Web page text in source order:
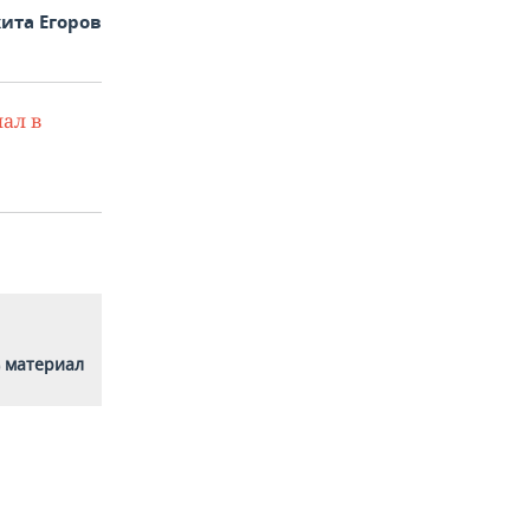
Егоров
в
материал